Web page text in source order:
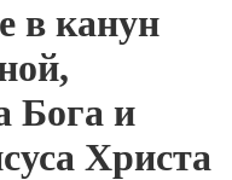
в канун
Бога и
Христа